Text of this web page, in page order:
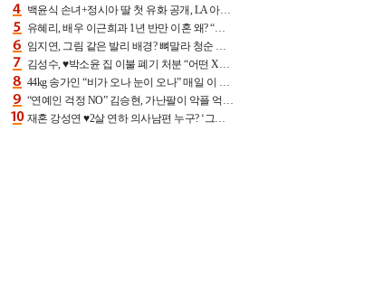
백윤식 손녀+정시아 딸 첫 유화 공개, LA 아트쇼→서울국제조각페스타 작가다운 수준급 실력
유혜리, 배우 이근희과 1년 반만 이혼 왜? “식칼 꽂고 의자 던져” 충격 폭로(특종)[어제TV]
임지연, 그림 같은 발리 배경? 뼈말라 청순 비키니 핏에 상대 안 되네
김성수, ♥박소윤 집 이불 폐기 처분 “어떤 X이랑 썼을지 몰라” 질투(신랑수업2)[어제TV]
44kg 송가인 “비가 오나 눈이 오나” 매일 이 운동, 허벅지 근육량 상승+체지방 감소
“연예인 걱정 NO” 김승현, 가난팔이 악플 억울할만‥아내+딸과 日 여행
재혼 강성연 ♥2살 연하 의사남편 누구? ‘그알’ 자문의에 훈남 비주얼 초엘리트 스펙 [종합]